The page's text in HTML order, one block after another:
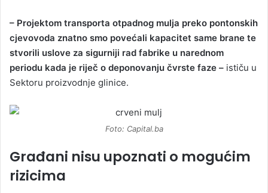
– Projektom transporta otpadnog mulja preko pontonskih
cjevovoda znatno smo povećali kapacitet same brane te
stvorili uslove za sigurniji rad fabrike u narednom
periodu kada je riječ o deponovanju čvrste faze – ističu u
Sektoru proizvodnje glinice.
Foto: Capital.ba
Građani nisu upoznati o mogućim
rizicima